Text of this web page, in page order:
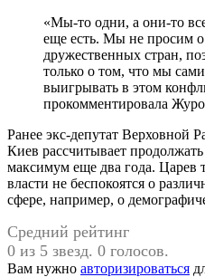
«Мы-то одни, а они-то
еще есть. Мы не просим
дружественных стран,
только о том, что мы
выигрывать в этом
прокомментировала
Ранее экс-депутат Верховной
Киев рассчитывает
максимум еще два года. Царев
власти не беспокоятся о
сфере, например, о
Средний рейтинг
0 из 5 звезд. 0 голосов.
Вам нужно авторизироваться